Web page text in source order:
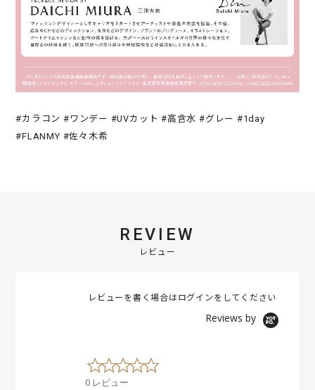
#カラコン #ワンデー #UVカット #高含水 #グレー #1day
#FLANMY #佐々木希
REVIEW
レビュー
レビューを書く場合はログイン をしてください
Reviews by
0
.
0 レビュー